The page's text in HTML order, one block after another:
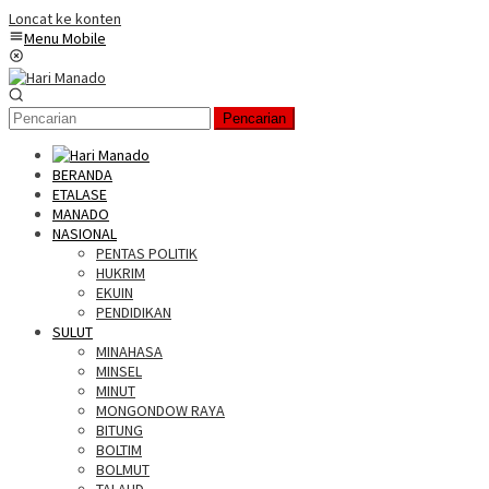
Loncat ke konten
Menu Mobile
Pencarian
BERANDA
ETALASE
MANADO
NASIONAL
PENTAS POLITIK
HUKRIM
EKUIN
PENDIDIKAN
SULUT
MINAHASA
MINSEL
MINUT
MONGONDOW RAYA
BITUNG
BOLTIM
BOLMUT